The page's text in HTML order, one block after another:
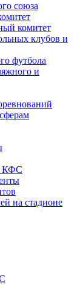
союза
комитет
клубов и
футбола
и
КФС
на стадионе